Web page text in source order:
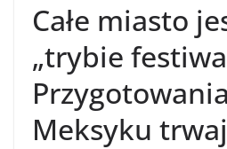
Całe miasto
„trybie
Meksyku